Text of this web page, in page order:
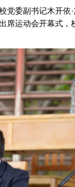
委副书记木开依·
席运动会开幕式